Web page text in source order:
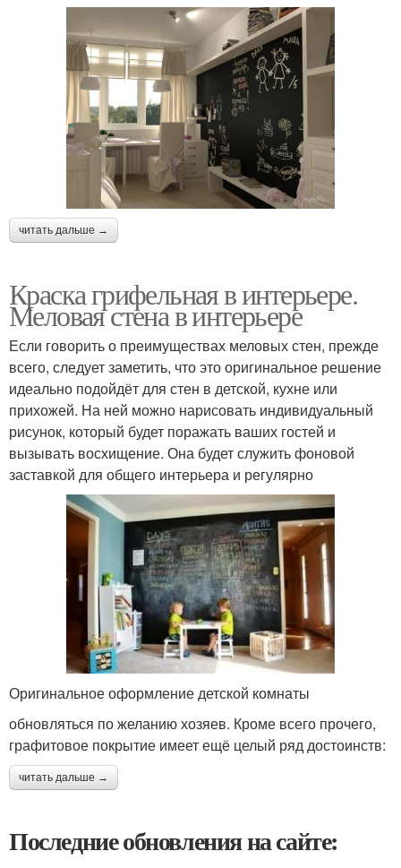
читать дальше →
Краска грифельная в интерьере.
Меловая стена в интерьере
Если говорить о преимуществах меловых стен, прежде
всего, следует заметить, что это оригинальное решение
идеально подойдёт для стен в детской, кухне или
прихожей. На ней можно нарисовать индивидуальный
рисунок, который будет поражать ваших гостей и
вызывать восхищение. Она будет служить фоновой
заставкой для общего интерьера и регулярно
Оригинальное оформление детской комнаты
обновляться по желанию хозяев. Кроме всего прочего,
графитовое покрытие имеет ещё целый ряд достоинств:
читать дальше →
Последние обновления на сайте: